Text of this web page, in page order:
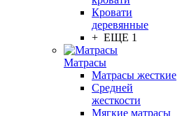
Кровати
деревянные
+ ЕЩЕ 1
Матрасы
Матрасы жесткие
Средней
жесткости
Мягкие матрасы